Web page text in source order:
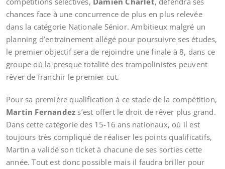
chances face à une concurrence de plus en plus relevée
dans la catégorie Nationale Sénior. Ambitieux malgré un
planning d’entrainement allégé pour poursuivre ses études,
le premier objectif sera de rejoindre une finale à 8, dans ce
groupe où la presque totalité des trampolinistes peuvent
rêver de franchir le premier cut.
Pour sa première qualification à ce stade de la compétition,
Martin Fernandez s’est offert le droit de rêver plus grand.
Dans cette catégorie des 15-16 ans nationaux, où il est
toujours très compliqué de réaliser les points qualificatifs,
Martin a validé son ticket à chacune de ses sorties cette
année. Tout est donc possible mais il faudra briller pour